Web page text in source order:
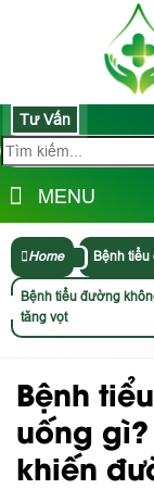
Tư Vấn
MENU
Home Bệnh
Bệnh tiểu đường
tăng vọt
Bệnh
uống
khiến